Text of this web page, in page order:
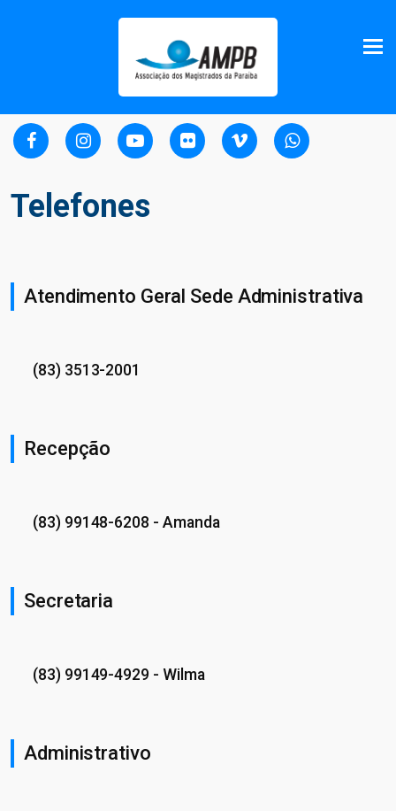
Telefones
Atendimento Geral Sede Administrativa
(83) 3513-2001
Recepção
(83) 99148-6208 - Amanda
Secretaria
(83) 99149-4929 - Wilma
Administrativo